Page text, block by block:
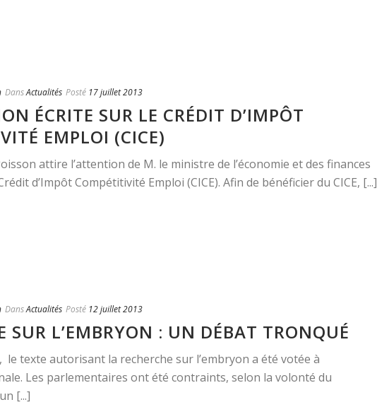
DansActualités Posté 17 juillet 2013
ÉCRITE SUR LE CRÉDIT D’IMPÔT
EMPLOI (CICE)
attire l’attention de M. le ministre de l’économie et des finances
d’Impôt Compétitivité Emploi (CICE). Afin de bénéficier du CICE, [...]
DansActualités Posté 12 juillet 2013
SUR L’EMBRYON : UN DÉBAT TRONQUÉ
le texte autorisant la recherche sur l’embryon a été votée à
Les parlementaires ont été contraints, selon la volonté du
[...]